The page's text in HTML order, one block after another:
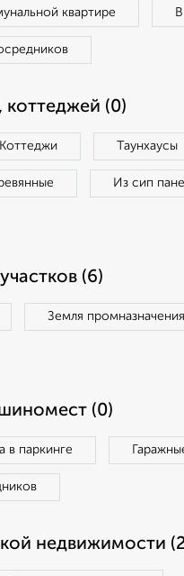
квартире
(0)
Коттеджи Таунхаусы
Из сип
(6)
Земля промназначения
(0)
в паркинге
недвижимости